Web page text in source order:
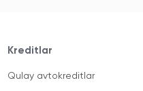
Kreditlar
Qulay avtokreditlar